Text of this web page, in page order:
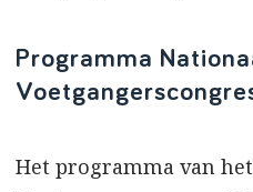
Programma
Het programma van